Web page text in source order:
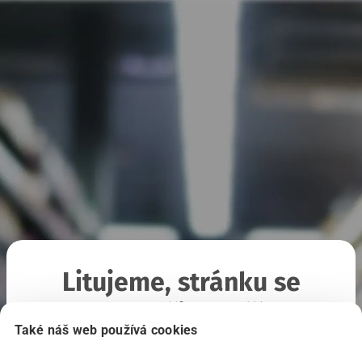
Také náš web používá cookies
Litujeme, stránku se